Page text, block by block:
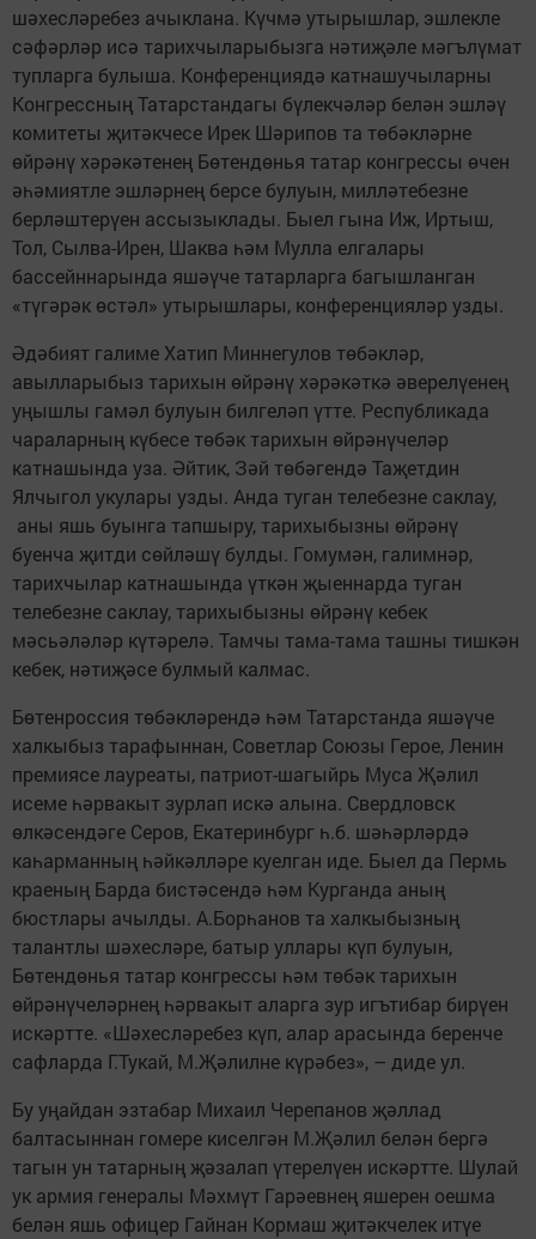
шәхесләребез ачыклана. Күчмә утырышлар, эшлекле
сәфәрләр исә тарихчыларыбызга нәтиҗәле мәгълүмат
тупларга булыша. Конференция­дә катнашучыларны
Конгрессның Татарстандагы бүлекчәләр белән эшләү
комитеты җитәкчесе Ирек Шәрипов та төбәкләрне
өйрәнү хәрәкәтенең Бөтендөнья татар конгрессы өчен
әһәмиятле эшләрнең берсе булуын, милләтебезне
берләштерүен ассызык­лады. Быел гына Иж, Иртыш,
Тол, Сылва-Ирен, Шаква һәм Мулла елгалары
бассейннарында яшәүче татарларга багышланган
«түгәрәк өстәл» утырышлары, конференцияләр узды.
Әдәбият галиме Хатип Миннегулов төбәкләр,
авылларыбыз тарихын өйрәнү хәрәкәткә әверелүенең
уңышлы гамәл булуын билгеләп үтте. Республикада
чараларның күбесе төбәк тарихын өйрәнүчеләр
катнашында уза. Әйтик, Зәй төбәгендә Таҗетдин
Ялчыгол укулары узды. Анда туган телебезне саклау,
аны яшь буынга тапшыру, тарихыбызны өйрәнү
буенча җитди сөйләшү булды. Гомумән, галимнәр,
тарихчылар катнашында үткән җыеннарда туган
телебезне саклау, тарихыбызны өйрәнү кебек
мәсьәләләр күтәрелә. Тамчы тама-тама ташны тишкән
кебек, нәтиҗәсе булмый калмас.
Бөтенроссия төбәкләрендә һәм Татарстанда яшәүче
халкыбыз тарафыннан, Советлар Союзы Герое, Ленин
премиясе лауреаты, патриот-шагыйрь Муса Җәлил
исеме һәрвакыт зурлап искә алына. Свердловск
өлкәсендәге Серов, Екатеринбург һ.б. шәһәрләрдә
каһарманның һәйкәлләре куелган иде. Быел да Пермь
краеның Барда бистәсендә һәм Курганда аның
бюстлары ачылды. А.Борһанов та халкыбызның
талантлы шәхесләре, батыр уллары күп булуын,
Бөтендөнья татар конгрессы һәм төбәк тарихын
өйрәнүчеләрнең һәрвакыт аларга зур игътибар бирүен
искәртте. «Шәхесләребез күп, алар арасында беренче
сафларда Г.Тукай, М.Җәлилне күрәбез», – диде ул.
Бу уңайдан эзтабар Михаил Черепанов җәллад
балтасыннан гомере киселгән М.Җәлил белән бергә
тагын ун татарның җәзалап үтерелүен искәртте. Шулай
ук армия генералы Мәхмүт Гарәевнең яшерен оешма
белән яшь офицер Гайнан Кормаш җитәкчелек итүе